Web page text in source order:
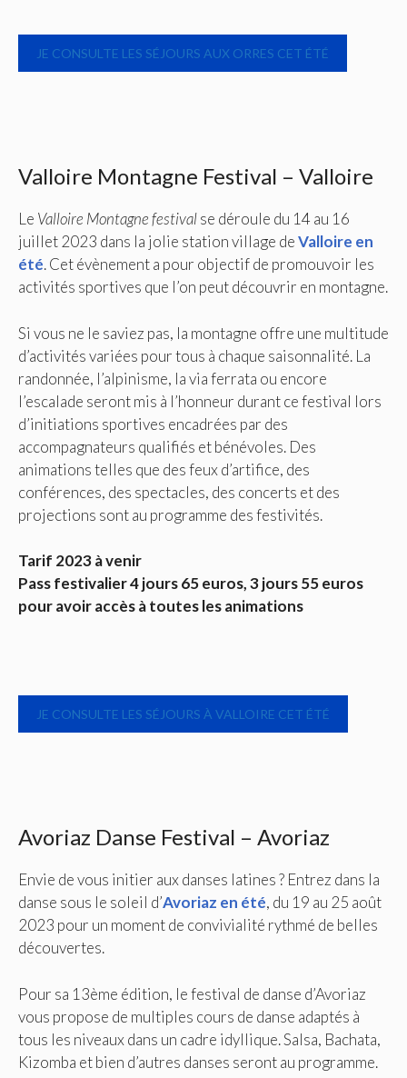
JE CONSULTE LES SÉJOURS AUX ORRES CET ÉTÉ
Valloire Montagne Festival – Valloire
Le Valloire Montagne festivalse déroule du 14 au 16
juillet 2023 dans la jolie station village deValloire en
été. Cet évènement a pour objectif de promouvoir les
activités sportives que l’on peut découvrir en montagne.
Si vous ne le saviez pas, la montagne offre une multitude
d’activités variées pour tous à chaque saisonnalité. La
randonnée, l’alpinisme, la via ferrata ou encore
l’escalade seront mis à l’honneur durant ce festival lors
d’initiations sportives encadrées par des
accompagnateurs qualifiés et bénévoles. Des
animations telles que des feux d’artifice, des
conférences, des spectacles, des concerts et des
projections sont au programme des festivités.
Tarif 2023 à venir
Pass festivalier 4 jours 65 euros, 3 jours 55 euros
pour avoir accès à toutes les animations
JE CONSULTE LES SÉJOURS À VALLOIRE CET ÉTÉ
Avoriaz Danse Festival – Avoriaz
Envie de vous initier aux danses latines ? Entrez dans la
danse sous le soleil d’Avoriaz en été, du 19 au 25 août
2023 pour un moment de convivialité rythmé de belles
découvertes.
Pour sa 13ème édition, le festival de danse d’Avoriaz
vous propose de multiples cours de danse adaptés à
tous les niveaux dans un cadre idyllique. Salsa, Bachata,
Kizomba et bien d’autres danses seront au programme.